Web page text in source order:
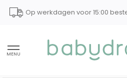
Op werkdagen voor 15:00
MENU